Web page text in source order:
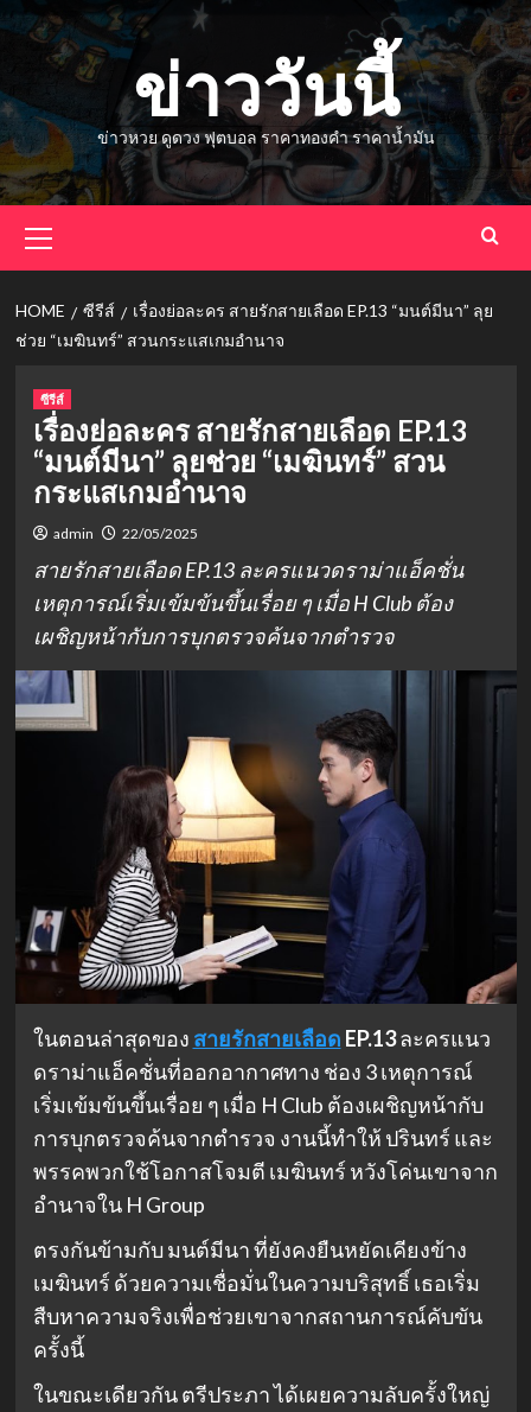
Skip
ข่าววันนี้
ข่าวหวย ดูดวง ฟุตบอล ราคาทองคำ ราคาน้ำมัน
Menu
HOME ซีรีส์
เรื่องย่อละคร สายรักสายเลือด EP.13 “มนต์มีนา” ลุย
ช่วย “เมฆินทร์” สวนกระแสเกมอำนาจ
ซีรีส์
เรื่องย่อละคร สายรักสายเลือด EP.13
“มนต์มีนา” ลุยช่วย “เมฆินทร์” สวน
กระแสเกมอำนาจ
admin 22/05/2025
สายรักสายเลือด EP.13 ละครแนวดราม่าแอ็คชั่น
เหตุการณ์เริ่มเข้มข้นขึ้นเรื่อย ๆ เมื่อ H Club ต้อง
เผชิญหน้ากับการบุกตรวจค้นจากตำรวจ
ในตอนล่าสุดของ สายรักสายเลือด EP.13ละครแนว
ดราม่าแอ็คชั่นที่ออกอากาศทาง ช่อง 3 เหตุการณ์
เริ่มเข้มข้นขึ้นเรื่อย ๆ เมื่อ H Club ต้องเผชิญหน้ากับ
การบุกตรวจค้นจากตำรวจ งานนี้ทำให้ ปรินทร์ และ
พรรคพวกใช้โอกาสโจมตี เมฆินทร์ หวังโค่นเขาจาก
อำนาจใน H Group
ตรงกันข้ามกับ มนต์มีนา ที่ยังคงยืนหยัดเคียงข้าง
เมฆินทร์ ด้วยความเชื่อมั่นในความบริสุทธิ์ เธอเริ่ม
สืบหาความจริงเพื่อช่วยเขาจากสถานการณ์คับขัน
ครั้งนี้
ในขณะเดียวกัน ตรีประภา ได้เผยความลับครั้งใหญ่